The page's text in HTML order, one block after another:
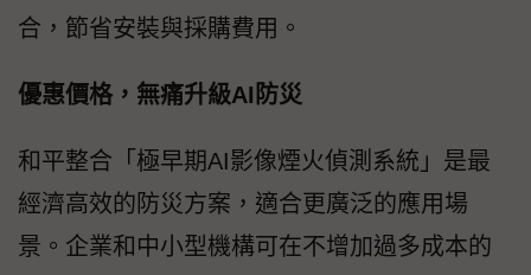
合，節省安裝與採購費用。
優惠價格，無痛升級AI防災
和平整合「極早期AI影像煙火偵測系統」是最
經濟高效的防災方案，適合更廣泛的應用場
景。企業和中小型機構可在不增加過多成本的